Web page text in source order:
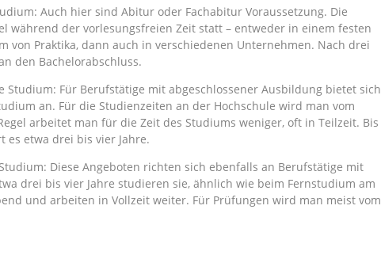
Auch hier sind Abitur oder Fachabitur Voraussetzung. Die
während der vorlesungsfreien Zeit statt – entweder in einem festen
von Praktika, dann auch in verschiedenen Unternehmen. Nach drei
den Bachelorabschluss.
Studium: Für Berufstätige mit abgeschlossener Ausbildung bietet sich
an. Für die Studienzeiten an der Hochschule wird man vom
arbeitet man für die Zeit des Studiums weniger, oft in Teilzeit. Bis
es etwa drei bis vier Jahre.
Diese Angeboten richten sich ebenfalls an Berufstätige mit
drei bis vier Jahre studieren sie, ähnlich wie beim Fernstudium am
und arbeiten in Vollzeit weiter. Für Prüfungen wird man meist vom